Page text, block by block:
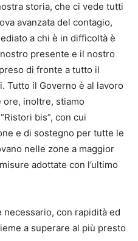
storia, che ci vede tutti
avanzata del contagio,
a chi è in difficoltà è
presente e il nostro
di fronte a tutto il
Tutto il Governo è al lavoro
inoltre, stiamo
bis”, con cui
e di sostegno per tutte le
nelle zone a maggior
adottate con l’ultimo
con rapidità ed
a superare al più presto